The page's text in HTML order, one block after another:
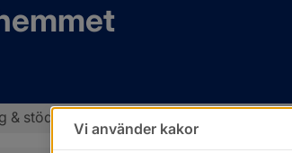
& stöd
Vi använder kakor